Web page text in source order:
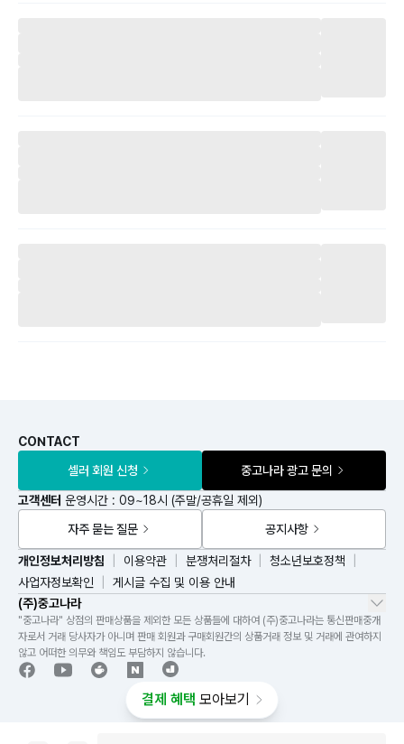
결제 혜택 모아보기
CONTACT
셀러 회원 신청
중고나라 광고 문의
고객센터 운영시간 : 09~18시 (주말/공휴일 제외)
자주 묻는 질문
공지사항
(주)중고나라
개인정보처리방침 이용약관 분쟁처리절차
청소년보호정책
사업자정보확인
게시글 수집 및 이용 안내
"중고나라" 상점의 판매상품을 제외한 모든 상품들에 대하여 (주)중고나라는 통신판매중개
자로서 거래 당사자가 아니며 판매 회원과 구매회원간의 상품거래 정보 및 거래에 관여하지
않고 어떠한 의무와 책임도 부담하지 않습니다.